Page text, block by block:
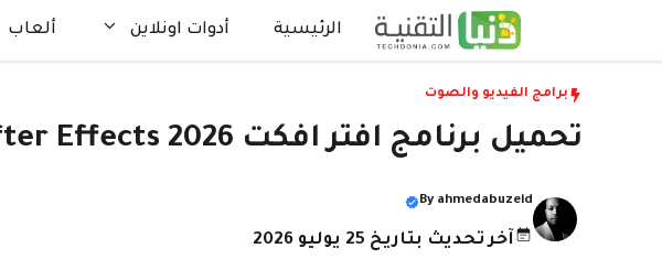
إلى
الرئيسية أدوات اونلاين ألعاب
برامج الفيديو والصوت
تحميل برنامج افتر افكت 2026 Adobe After Effects للكمبيوتر مجانا
By ahmedabuzeid
آخر تحديث بتاريخ 25 يوليو 2026